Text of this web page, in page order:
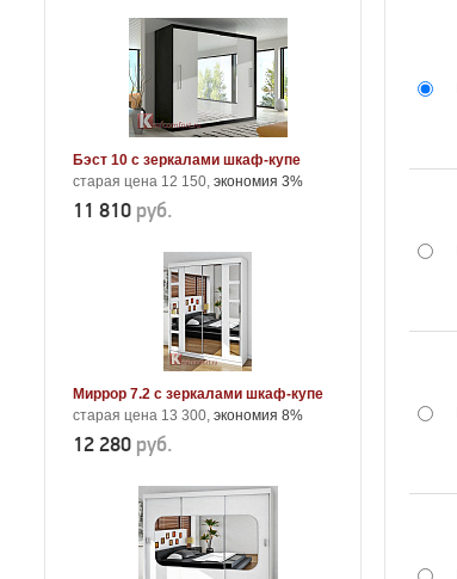
Бэст 10 с зеркалами шкаф-купе
старая цена 12 150, экономия 3%
11 810 руб.
Миррор 7.2 с зеркалами шкаф-купе
старая цена 13 300, экономия 8%
12 280 руб.